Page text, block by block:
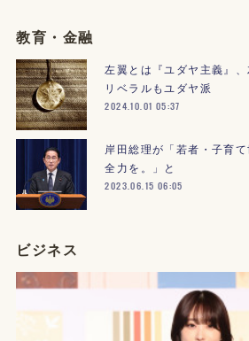
教育・金融
左翼とは『ユダヤ主義』、
リベラルもユダヤ派
2024.10.01 05:37
岸田総理が「若者・子育
全力を。」と
2023.06.15 06:05
ビジネス